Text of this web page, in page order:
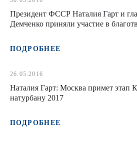
Президент ФССР Наталия Гарт и
Демченко приняли участие в
ПОДРОБНЕЕ
26.05.2016
Наталия Гарт: Москва примет этап
натурбану 2017
ПОДРОБНЕЕ